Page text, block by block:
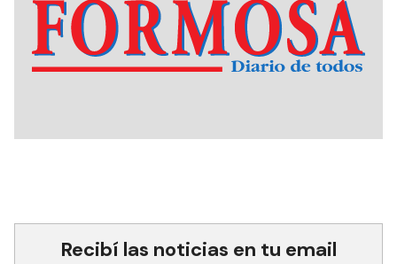
Recibí las noticias en tu email